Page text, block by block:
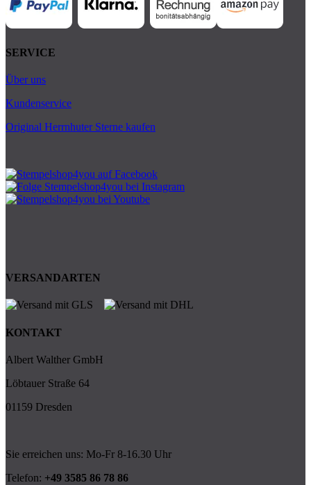
SERVICE
Über uns
Kundenservice
Original Herrnhuter Sterne kaufen
VERSANDARTEN
KONTAKT
Albert Walther GmbH
Löbtauer Straße 64
01159 Dresden
Sie erreichen uns: Mo-Fr 8-16.30 Uhr
Telefon: +49 3585 86 78 86